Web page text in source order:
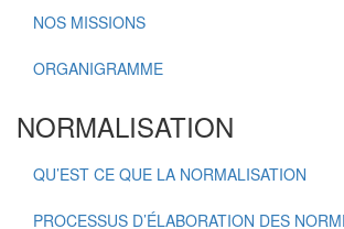
NOS MISSIONS
ORGANIGRAMME
NORMALISATION
QU’EST CE QUE LA NORMALISATION
PROCESSUS D’ÉLABORATION DES